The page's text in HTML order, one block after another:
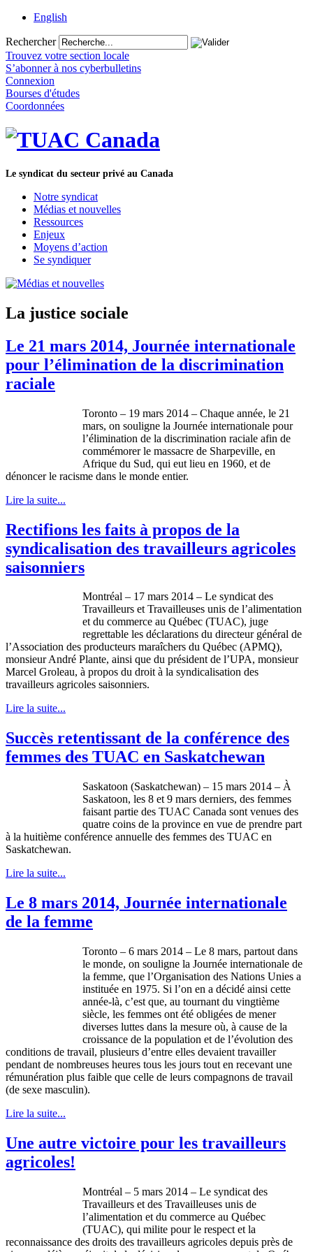
English
Rechercher
Trouvez votre section locale
S’abonner à nos cyberbulletins
Connexion
Bourses d'études
Coordonnées
Le syndicat du secteur privé au Canada
Notre syndicat
Médias et nouvelles
Ressources
Enjeux
Moyens d’action
Se syndiquer
La justice sociale
Le 21 mars 2014, Journée internationale
pour l’élimination de la discrimination
raciale
Toronto – 19 mars 2014 – Chaque année, le 21
mars, on souligne la Journée internationale pour
l’élimination de la discrimination raciale afin de
commémorer le massacre de Sharpeville, en
Afrique du Sud, qui eut lieu en 1960, et de
dénoncer le racisme dans le monde entier.
Lire la suite...
Rectifions les faits à propos de la
syndicalisation des travailleurs agricoles
saisonniers
Montréal – 17 mars 2014 – Le syndicat des
Travailleurs et Travailleuses unis de l’alimentation
et du commerce au Québec (TUAC), juge
regrettable les déclarations du directeur général de
l’Association des producteurs maraîchers du Québec (APMQ),
monsieur André Plante, ainsi que du président de l’UPA, monsieur
Marcel Groleau, à propos du droit à la syndicalisation des
travailleurs agricoles saisonniers.
Lire la suite...
Succès retentissant de la conférence des
femmes des TUAC en Saskatchewan
Saskatoon (Saskatchewan) – 15 mars 2014 – À
Saskatoon, les 8 et 9 mars derniers, des femmes
faisant partie des TUAC Canada sont venues des
quatre coins de la province en vue de prendre part
à la huitième conférence annuelle des femmes des TUAC en
Saskatchewan.
Lire la suite...
Le 8 mars 2014, Journée internationale
de la femme
Toronto – 6 mars 2014 – Le 8 mars, partout dans
le monde, on souligne la Journée internationale de
la femme, que l’Organisation des Nations Unies a
instituée en 1975. Si l’on en a décidé ainsi cette
année-là, c’est que, au tournant du vingtième
siècle, les femmes ont été obligées de mener
diverses luttes dans la mesure où, à cause de la
croissance de la population et de l’évolution des
conditions de travail, plusieurs d’entre elles devaient travailler
pendant de nombreuses heures tous les jours tout en recevant une
rémunération plus faible que celle de leurs compagnons de travail
(de sexe masculin).
Lire la suite...
Une autre victoire pour les travailleurs
agricoles!
Montréal – 5 mars 2014 – Le syndicat des
Travailleurs et des Travailleuses unis de
l’alimentation et du commerce au Québec
(TUAC), qui milite pour le respect et la
reconnaissance des droits des travailleurs agricoles depuis près de